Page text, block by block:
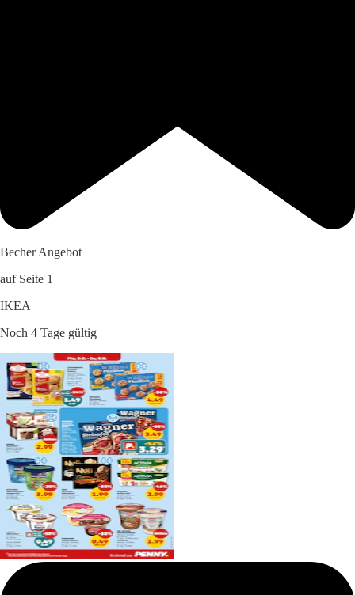
Becher Angebot
auf Seite 1
IKEA
Noch 4 Tage gültig